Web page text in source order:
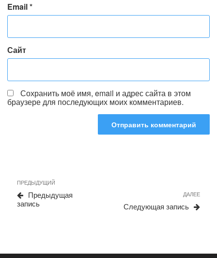
Email*
Сайт
Сохранить моё имя, email и адрес сайта в этом
браузере для последующих моих комментариев.
записям
Предыдущая
запись
ПРЕДЫДУЩИЙ
Предыдущая
запись
ДАЛЕЕ
Следующая запись